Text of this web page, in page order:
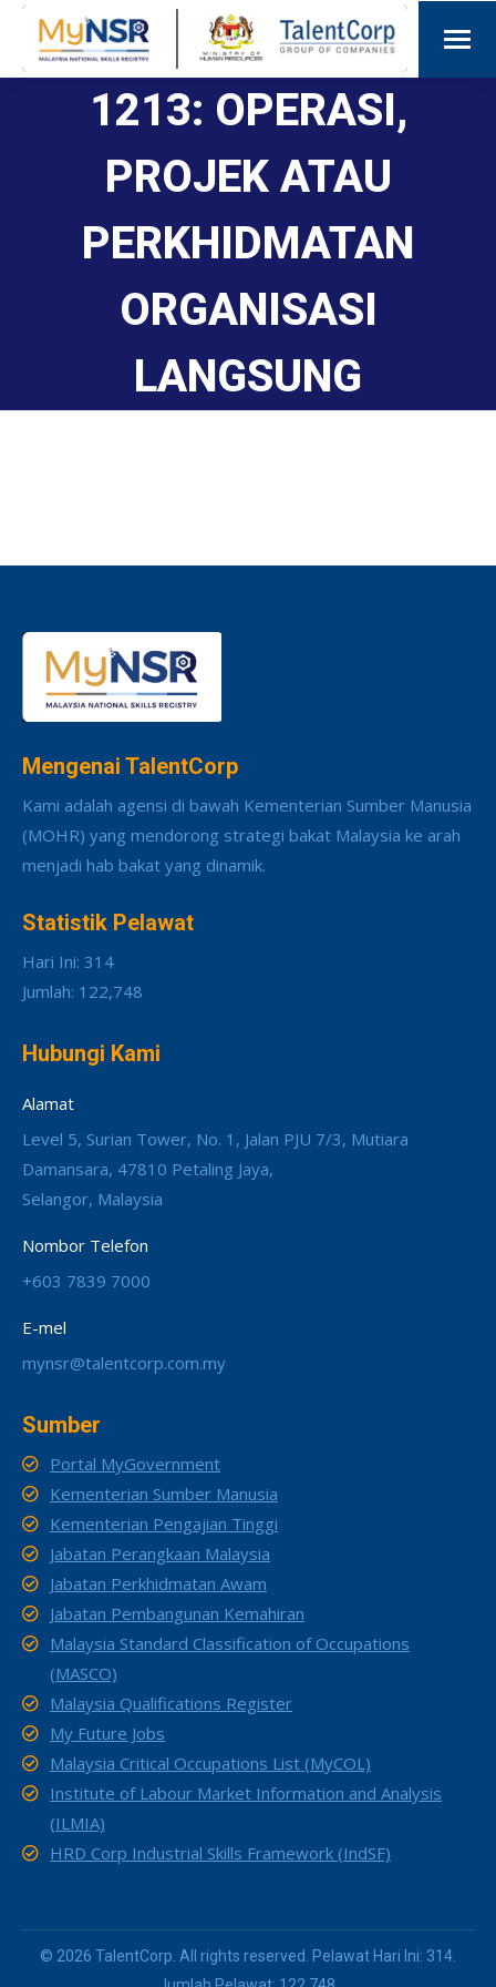
1213: OPERASI,
PROJEK ATAU
PERKHIDMATAN
ORGANISASI
LANGSUNG
Mengenai TalentCorp
Kami adalah agensi di bawah Kementerian Sumber Manusia
(MOHR) yang mendorong strategi bakat Malaysia ke arah
menjadi hab bakat yang dinamik.
Statistik Pelawat
Hari Ini: 314
Jumlah: 122,748
Hubungi Kami
Alamat
Level 5, Surian Tower, No. 1, Jalan PJU 7/3, Mutiara
Damansara, 47810 Petaling Jaya,
Selangor, Malaysia
Nombor Telefon
+603 7839 7000
E-mel
mynsr@talentcorp.com.my
Sumber
Portal MyGovernment
Kementerian Sumber Manusia
Kementerian Pengajian Tinggi
Jabatan Perangkaan Malaysia
Jabatan Perkhidmatan Awam
Jabatan Pembangunan Kemahiran
Malaysia Standard Classification of Occupations
(MASCO)
Malaysia Qualifications Register
My Future Jobs
Malaysia Critical Occupations List (MyCOL)
Institute of Labour Market Information and Analysis
(ILMIA)
HRD Corp Industrial Skills Framework (IndSF)
© 2026 TalentCorp. All rights reserved. Pelawat Hari Ini: 314.